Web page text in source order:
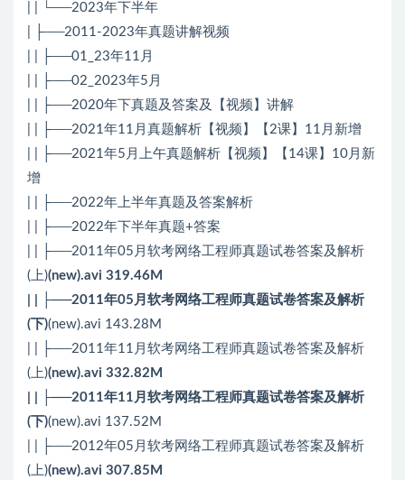
| | └──2023年下半年
| ├──2011-2023年真题讲解视频
| | ├──01_23年11月
| | ├──02_2023年5月
| | ├──2020年下真题及答案及【视频】讲解
| | ├──2021年11月真题解析【视频】【2课】11月新增
| | ├──2021年5月上午真题解析【视频】【14课】10月新
增
| | ├──2022年上半年真题及答案解析
| | ├──2022年下半年真题+答案
| | ├──2011年05月软考网络工程师真题试卷答案及解析
(上)(new).avi 319.46M
| | ├──2011年05月软考网络工程师真题试卷答案及解析
(下)(new).avi 143.28M
| | ├──2011年11月软考网络工程师真题试卷答案及解析
(上)(new).avi 332.82M
| | ├──2011年11月软考网络工程师真题试卷答案及解析
(下)(new).avi 137.52M
| | ├──2012年05月软考网络工程师真题试卷答案及解析
(上)(new).avi 307.85M